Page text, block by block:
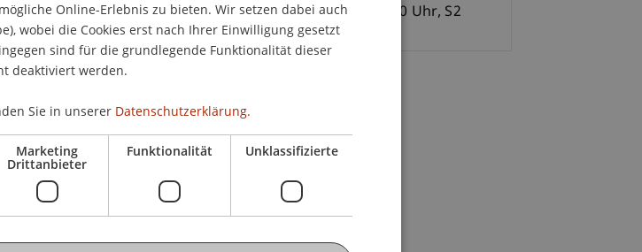
das Thema Business
Business Process
für
Process
von
SAP und Doktorand am
30.10.2014, Do 17.00 - 19.00 Uhr, S2
GERMAN
ENGLISH
Online-Erlebnis zu bieten. Wir setzen dabei auch
wobei die Cookies erst nach Ihrer Einwilligung gesetzt
sind für die grundlegende Funktionalität dieser
deaktiviert werden.
Sie in unserer Datenschutzerklärung.
Marketing
Drittanbieter
Funktionalität Unklassifizierte